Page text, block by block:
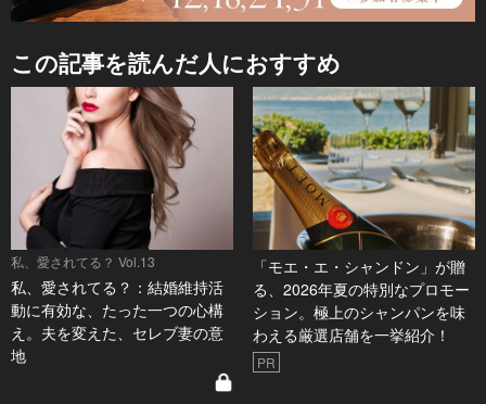
この記事を読んだ人におすすめ
私、愛されてる？ Vol.13
私、愛されてる？：結婚維持活
動に有効な、たった一つの心構
え。夫を変えた、セレブ妻の意
地
「モエ・エ・シャンドン」が贈
る、2026年夏の特別なプロモー
ション。極上のシャンパンを味
わえる厳選店舗を一挙紹介！
PR